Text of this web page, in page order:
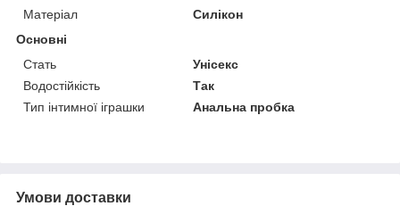
Матеріал
Силікон
Основні
Стать
Унісекс
Водостійкість
Так
Тип інтимної іграшки
Анальна пробка
Умови доставки